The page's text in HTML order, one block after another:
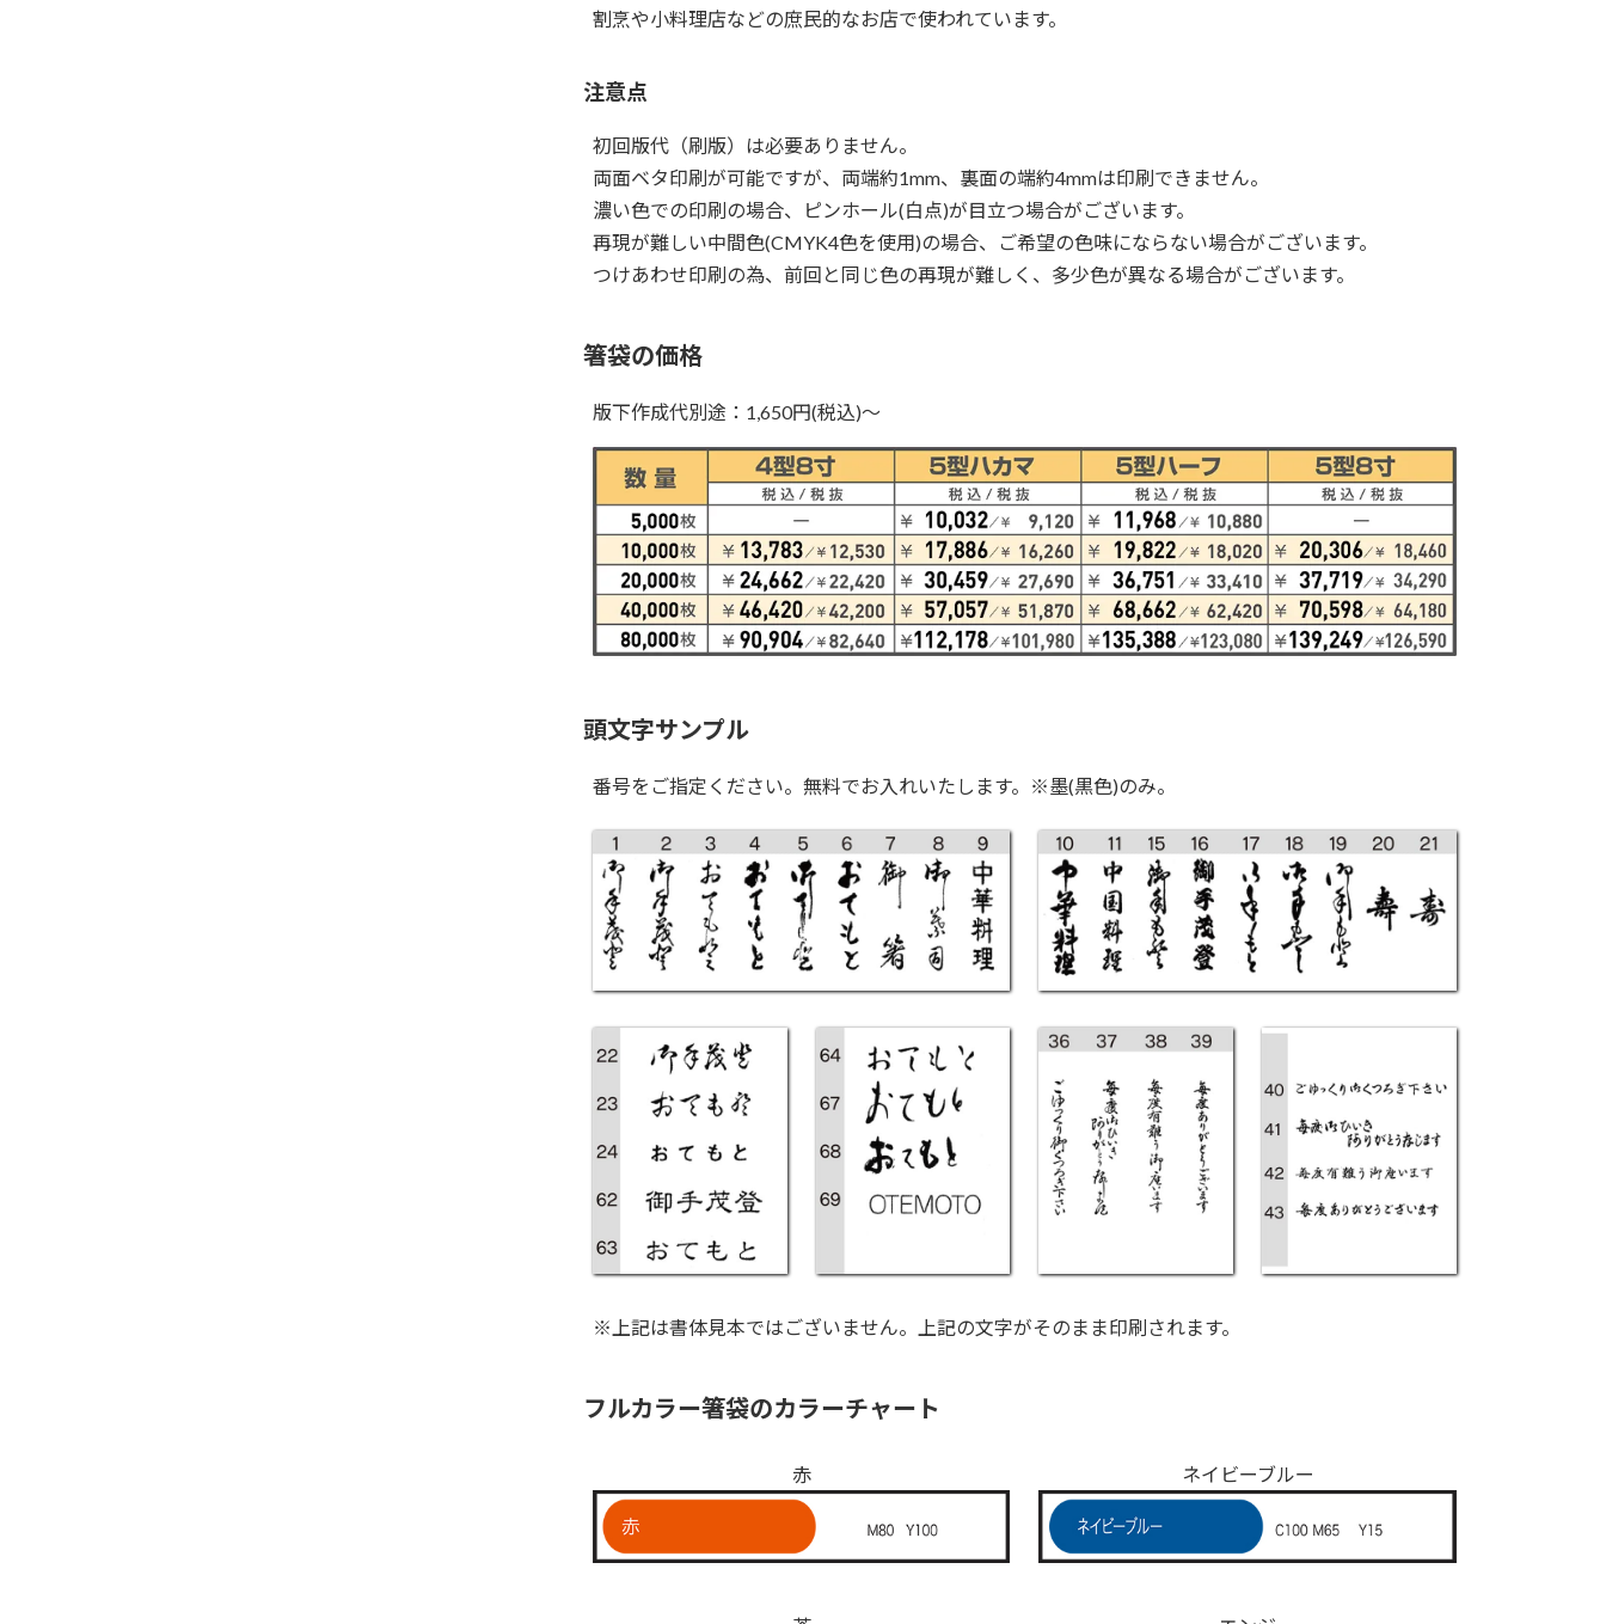
割烹や小料理店などの庶民的なお店で使われています。
注意点
初回版代（刷版）は必要ありません。
両面ベタ印刷が可能ですが、両端約1mm、裏面の端約4mmは印刷できません。
濃い色での印刷の場合、ピンホール(白点)が目立つ場合がございます。
再現が難しい中間色(CMYK4色を使用)の場合、ご希望の色味にならない場合がございます。
つけあわせ印刷の為、前回と同じ色の再現が難しく、多少色が異なる場合がございます。
箸袋の価格
版下作成代別途：1,650円(税込)～
頭文字サンプル
番号をご指定ください。無料でお入れいたします。 ※墨(黒色)のみ。
※上記は書体見本ではございません。上記の文字がそのまま印刷されます。
フルカラー箸袋のカラーチャート
赤 ネイビーブルー